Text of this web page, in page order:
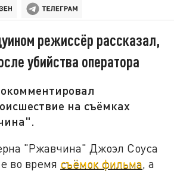
режиссёр рассказал,
убийства оператора
на съёмках
"Ржавчина" Джоэл Соуса
во время съёмок фильма, а